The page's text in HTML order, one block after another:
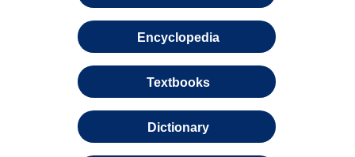
Encyclopedia
Textbooks
Dictionary